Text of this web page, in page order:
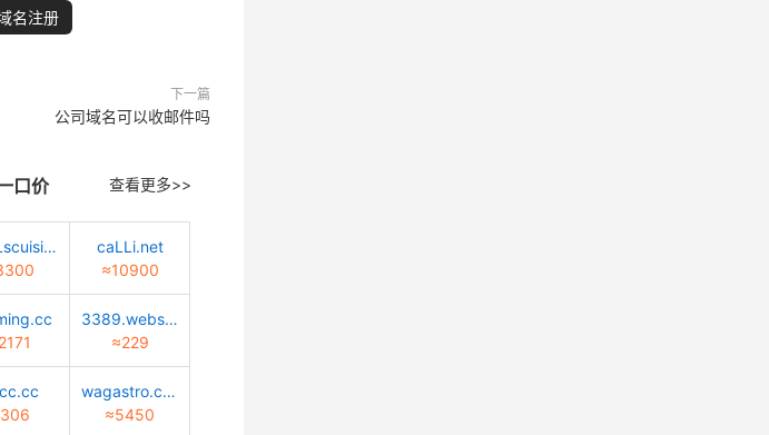
名注册
下一篇
公司域名可以收邮件吗
口价 查看更多>>
jeweLscuisine.com
caLLi.net
≈10900
3389.website
≈229
wagastro.com
≈5450